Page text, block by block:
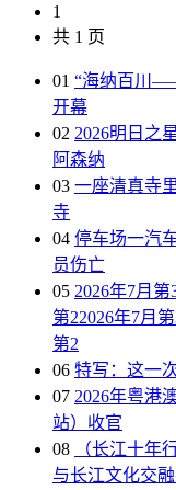
1
共 1 页
01 “海纳百川
开幕
02 2026明日之
阿森纳
03 一座清真寺
寺
04 停车场一汽
员伤亡
05 2026年7月
第22026年7月
第2
06 特写：这一
07 2026年粤港
站）收官
08
（长江十年
与长江文化交